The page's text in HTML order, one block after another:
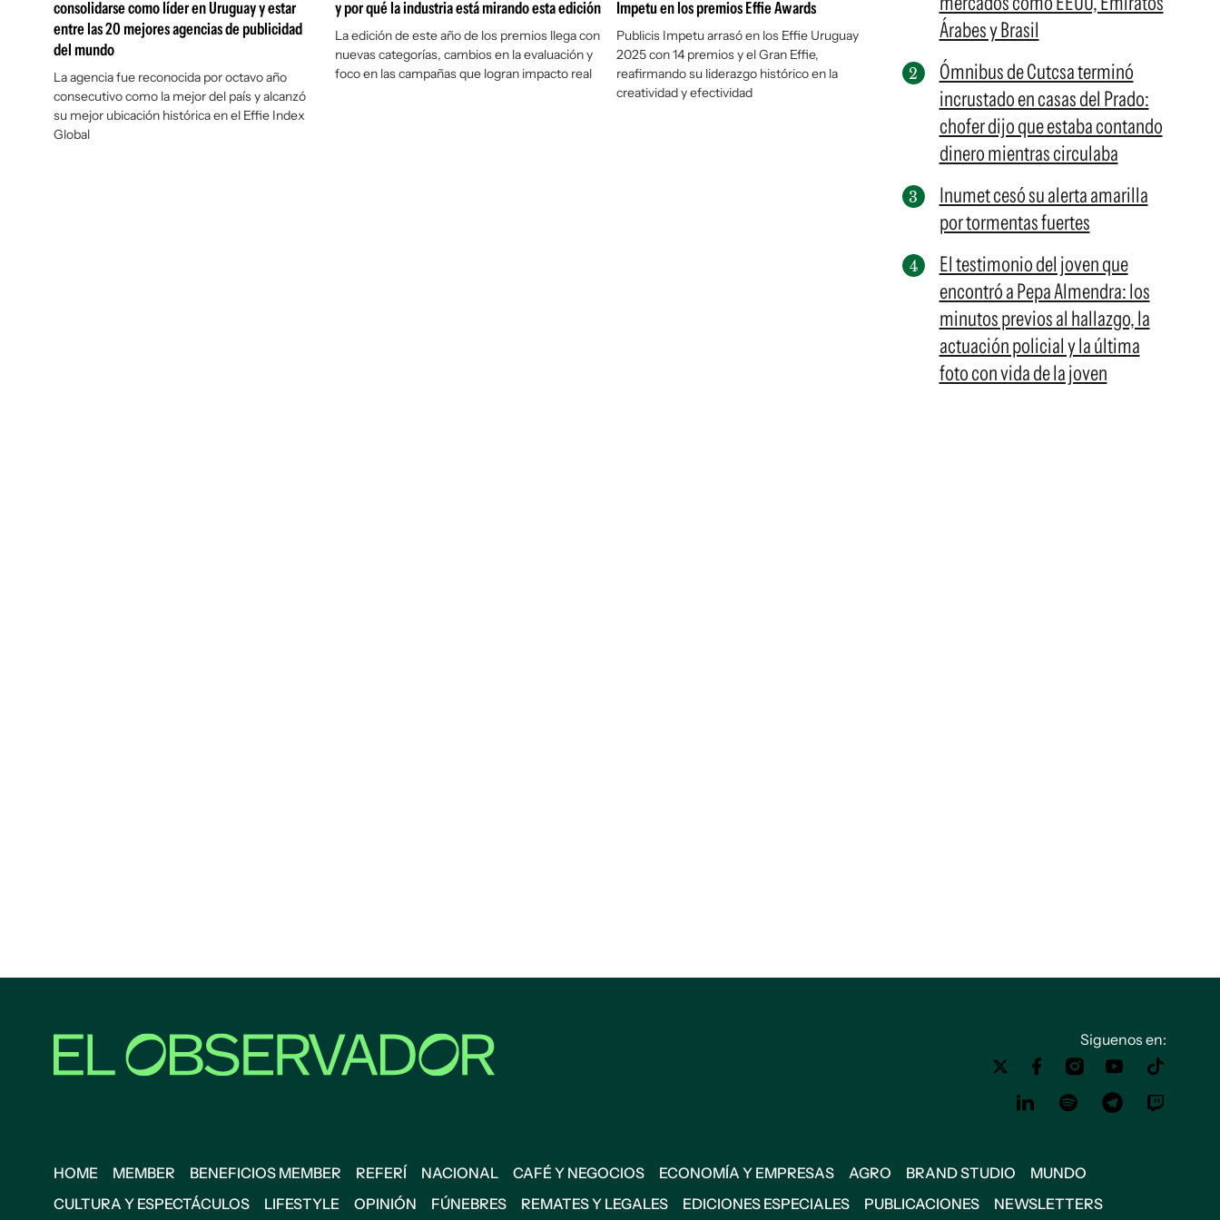
consolidarse como líder en Uruguay y estar
entre las 20 mejores agencias de publicidad
del mundo
La agencia fue reconocida por octavo año
consecutivo como la mejor del país y alcanzó
su mejor ubicación histórica en el Effie Index
Global
y por qué la industria está mirando esta edición
La edición de este año de los premios llega con
nuevas categorías, cambios en la evaluación y
foco en las campañas que logran impacto real
Impetu en los premios Effie Awards
Publicis Impetu arrasó en los Effie Uruguay
2025 con 14 premios y el Gran Effie,
reafirmando su liderazgo histórico en la
creatividad y efectividad
Árabes y Brasil
Ómnibus de Cutcsa terminó
incrustado en casas del Prado:
chofer dijo que estaba contando
dinero mientras circulaba
Inumet cesó su alerta amarilla
por tormentas fuertes
El testimonio del joven que
encontró a Pepa Almendra: los
minutos previos al hallazgo, la
actuación policial y la última
foto con vida de la joven
Siguenos en:
HOME MEMBER BENEFICIOS MEMBER REFERÍ NACIONAL CAFÉ Y NEGOCIOS ECONOMÍA Y EMPRESAS AGRO BRAND STUDIO
MUNDO
CULTURA Y ESPECTÁCULOS
LIFESTYLE OPINIÓN FÚNEBRES REMATES Y LEGALES EDICIONES ESPECIALES PUBLICACIONES NEWSLETTERS